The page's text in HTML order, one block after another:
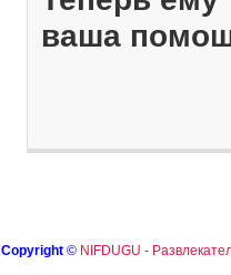
ваша
Copyright © NIFDUGU -